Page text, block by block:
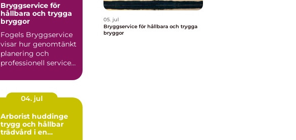
Bryggservice för
hållbara och trygga
bryggor
Fogels Bryggservice
visar hur genomtänkt
planering och
professionell service
04. jul
Arborist huddinge
trygg och hållbar
trädvård i en
05. jul
Bryggservice för hållbara och trygga
bryggor